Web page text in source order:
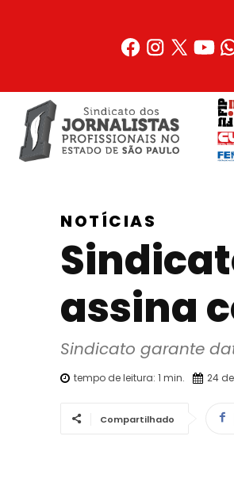
NOTÍCIAS
assina
Sindicato garante
tempo de leitura: 1 min. 24
Compartilhado